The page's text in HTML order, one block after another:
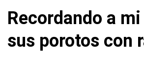
Recordando a
sus porotos con